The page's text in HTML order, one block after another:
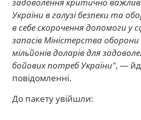
України в галузі безпеки та
в себе скорочення допомоги у
запасів Міністерства
мільйонів доларів для
бойових потреб України", —
повідомленні.
До пакету увійшли: